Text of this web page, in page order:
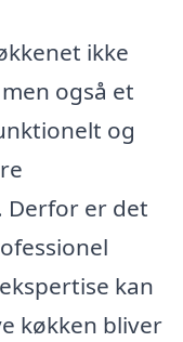
ikke
også et
og
Derfor er det
kan
køkken bliver